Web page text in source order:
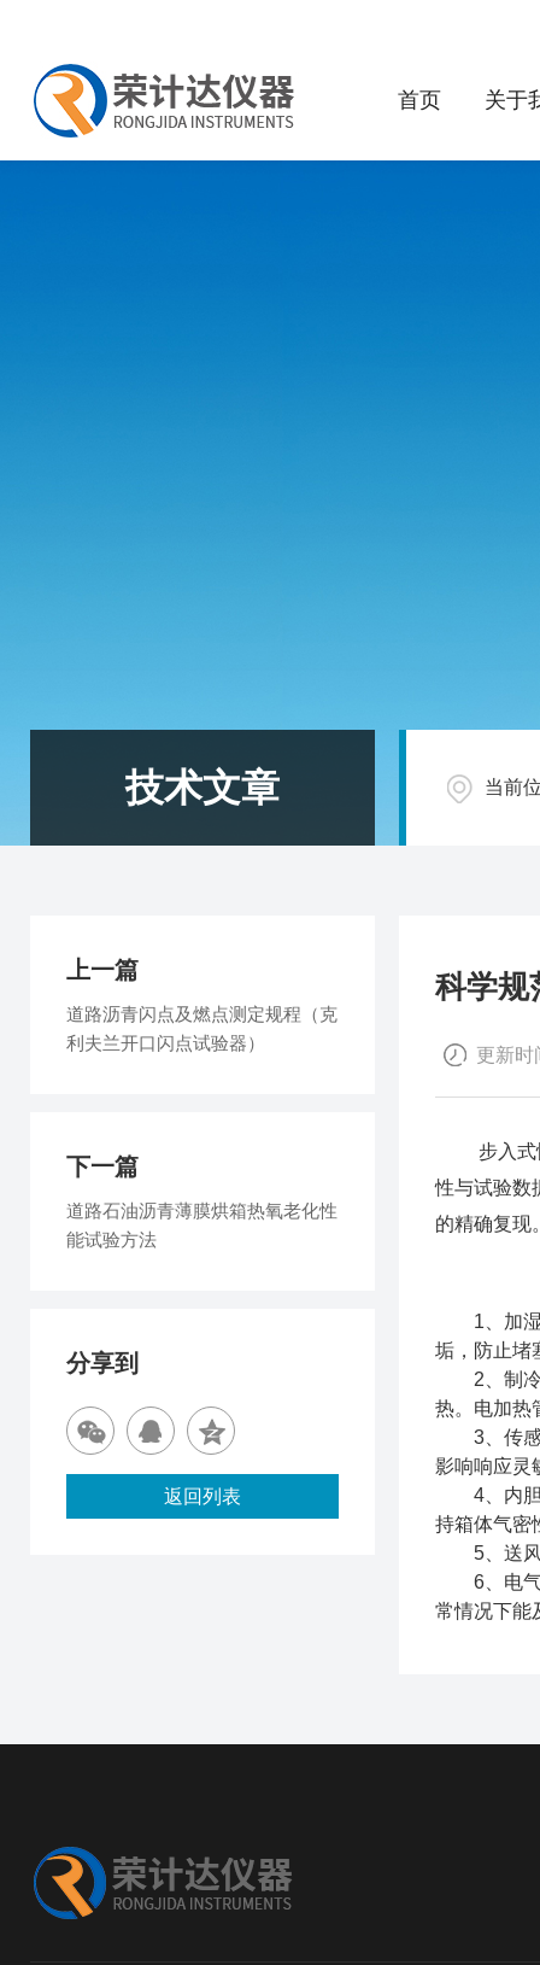
首页 关于
技术文章 当前
科学规
更新时
步入式恒
性与试验数
的精确复现
1、加湿
垢，防止堵
2、制冷
热。电加热
3、传感
影响响应灵
4、内胆
持箱体气密
5、送风
6、电气
常情况下能
上一篇
道路沥青闪点及燃点测定规程（克
利夫兰开口闪点试验器）
下一篇
道路石油沥青薄膜烘箱热氧老化性
能试验方法
分享到
返回列表